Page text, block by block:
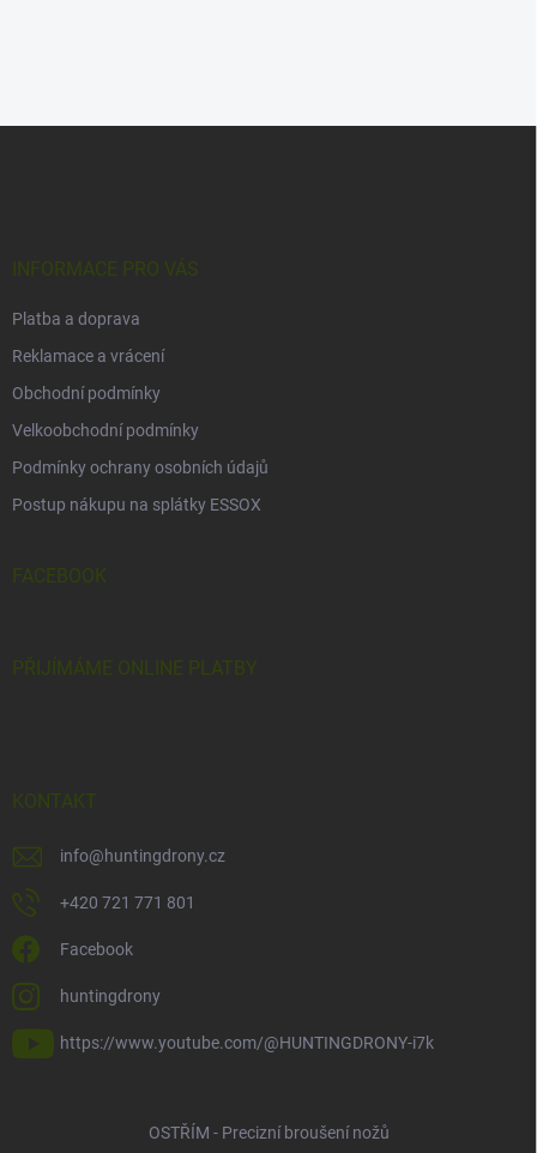
INFORMACE PRO VÁS
Platba a doprava
Reklamace a vrácení
Obchodní podmínky
Velkoobchodní podmínky
Podmínky ochrany osobních údajů
Postup nákupu na splátky ESSOX
FACEBOOK
PŘIJÍMÁME ONLINE PLATBY
KONTAKT
info@huntingdrony.cz
+420 721 771 801
Facebook
huntingdrony
https://www.youtube.com/@HUNTINGDRONY-i7k
OSTŘÍM - Precizní broušení nožů